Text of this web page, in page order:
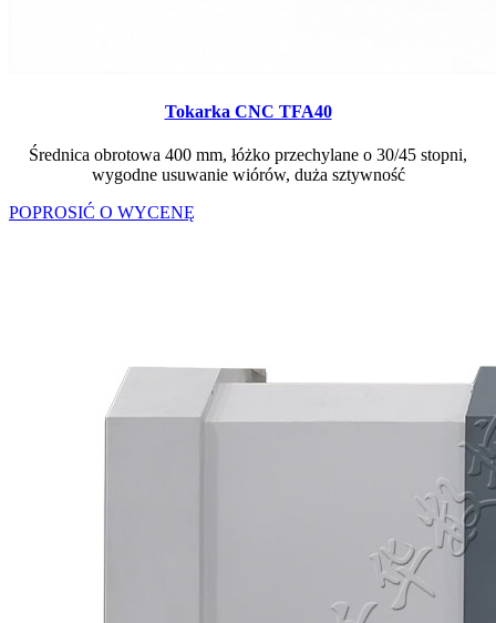
Tokarka CNC TFA40
Średnica obrotowa 400 mm, łóżko przechylane o 30/45 stopni,
wygodne usuwanie wiórów, duża sztywność
POPROSIĆ O WYCENĘ